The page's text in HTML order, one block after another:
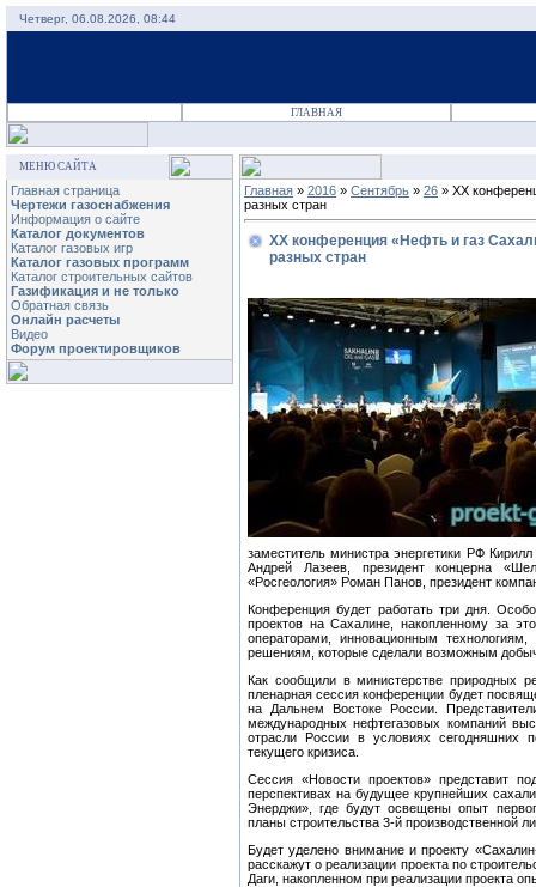
Четверг, 06.08.2026, 08:44
ГЛАВНАЯ
МЕНЮ САЙТА
Главная страница
Чертежи газоснабжения
Информация о сайте
Каталог документов
Каталог газовых игр
Каталог газовых программ
Каталог строительных сайтов
Газификация и не только
Обратная связь
Онлайн расчеты
Видео
Форум проектировщиков
Главная » 2016 » Сентябрь » 26 » XX
разных стран
XX конференция «Нефть и газ
разных стран
заместитель министра энергетики РФ
Андрей Лазеев, президент концерна
«Росгеология» Роман Панов, президент
Конференция будет работать три дня.
проектов на Сахалине, накопленному за
операторами, инновационным
решениям, которые сделали возможным
Как сообщили в министерстве природных
пленарная сессия конференции будет
на Дальнем Востоке России.
международных нефтегазовых компаний
отрасли России в условиях сегодняшних
текущего кризиса.
Сессия «Новости проектов» представит
перспективах на будущее крупнейших
Энерджи», где будут освещены опыт
планы строительства 3-й производственной
Будет уделено внимание и проекту
расскажут о реализации проекта по
Даги, накопленном при реализации проекта